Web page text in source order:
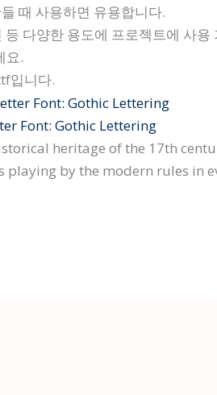
때 사용하면 유용합니다.
등 다양한 용도에 프로젝트에 사용
요.
입니다.
Font: Gothic Lettering
heritage of the 17th
playing by the modern rules in